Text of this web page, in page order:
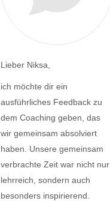
Lieber Niksa,
ich möchte dir ein
ausführliches Feedback zu
dem Coaching geben, das
wir gemeinsam absolviert
haben. Unsere gemeinsam
verbrachte Zeit war nicht nur
lehrreich, sondern auch
besonders inspirierend.